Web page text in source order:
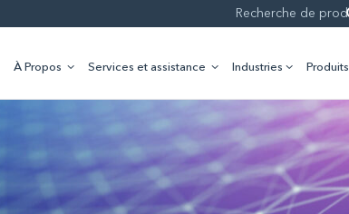
À Propos Services et assistance Industries Produits